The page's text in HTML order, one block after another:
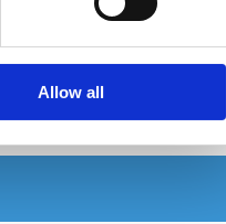
Allow all
495 kr/st
Köp